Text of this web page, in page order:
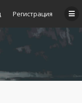
Регистрация